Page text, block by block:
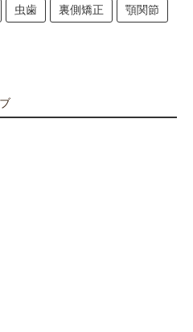
虫歯 裏側矯正 顎関節